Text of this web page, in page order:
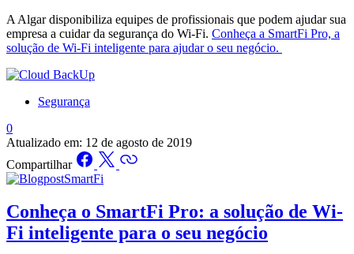
A Algar disponibiliza equipes de profissionais que podem ajudar sua
empresa a cuidar da segurança do Wi-Fi. Conheça a SmartFi Pro, a
solução de Wi-Fi inteligente para ajudar o seu negócio.
Segurança
0
Atualizado em: 12 de agosto de 2019
Compartilhar
Conheça o SmartFi Pro: a solução de Wi-
Fi inteligente para o seu negócio